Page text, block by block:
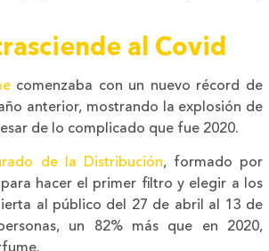
al Covid
comenzaba con un nuevo récord de
anterior, mostrando la explosión de
de lo complicado que fue 2020.
de la Distribución, formado por
hacer el primer filtro y elegir a los
al público del 27 de abril al 13 de
un 82% más que en 2020,